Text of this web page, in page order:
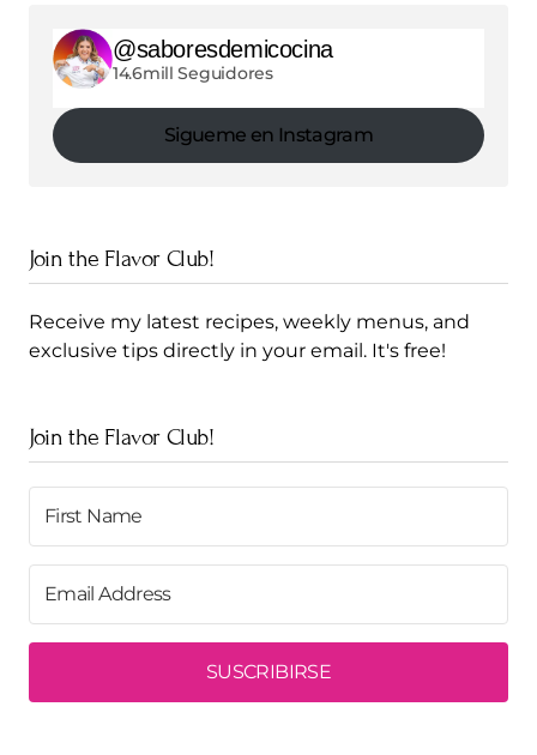
@saboresdemicocina
14.6mill Seguidores
Sigueme en Instagram
Join the Flavor Club!
Receive my latest recipes, weekly menus, and
exclusive tips directly in your email. It's free!
Join the Flavor Club!
SUSCRIBIRSE